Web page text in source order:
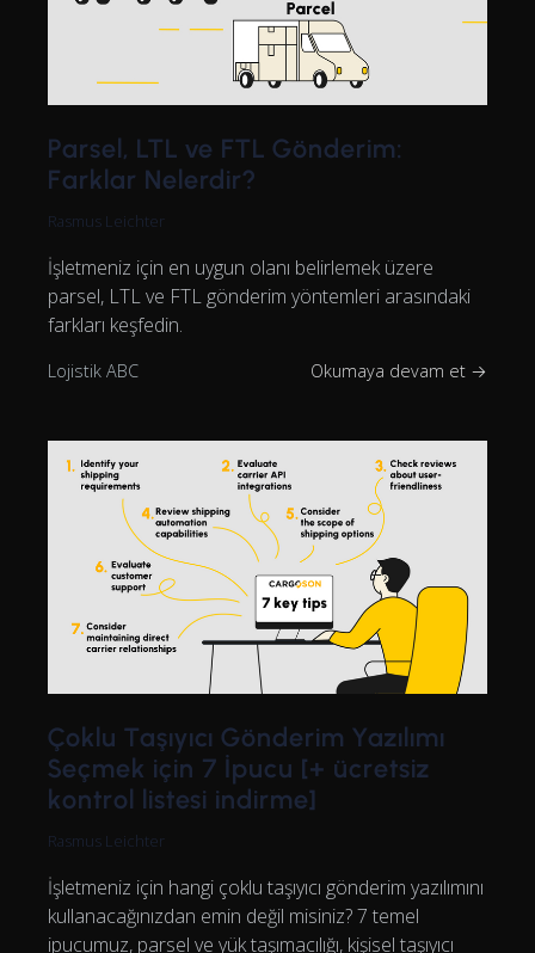
Parsel, LTL ve FTL Gönderim:
Farklar Nelerdir?
Rasmus Leichter
İşletmeniz için en uygun olanı belirlemek üzere
parsel, LTL ve FTL gönderim yöntemleri arasındaki
farkları keşfedin.
Lojistik ABC Okumaya devam et →
Çoklu Taşıyıcı Gönderim Yazılımı
Seçmek için 7 İpucu [+ ücretsiz
kontrol listesi indirme]
Rasmus Leichter
İşletmeniz için hangi çoklu taşıyıcı gönderim yazılımını
kullanacağınızdan emin değil misiniz? 7 temel
ipucumuz, parsel ve yük taşımacılığı, kişisel taşıyıcı